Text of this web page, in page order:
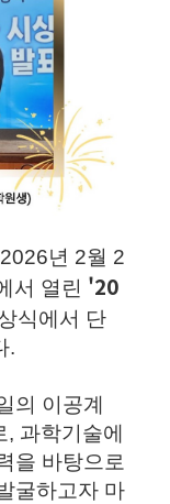
년 2월 2
서 열린 '20
식에서 단
.
의 이공계
과학기술에
을 바탕으로
굴하고자 마